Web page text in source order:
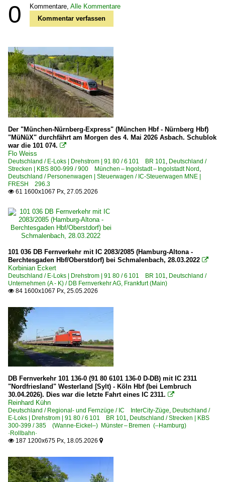
0 Kommentare, Alle Kommentare
Kommentar verfassen
Der "München-Nürnberg-Express" (München Hbf - Nürnberg Hbf)
"MüNüX" durchfährt am Morgen des 4. Mai 2026 Asbach. Schublok
war die 101 074. 
Flo Weiss
Deutschland / E-Loks | Drehstrom | 91 80 / 6 101 BR 101, Deutschland /
Strecken | KBS 800-999 / 900 München – Ingolstadt – Ingolstadt Nord,
Deutschland / Personenwagen | Steuerwagen / IC-Steuerwagen MNE |
FRESH 296.3
 61 1600x1067 Px, 27.05.2026
101 036 DB Fernverkehr mit IC 2083/2085 (Hamburg-Altona -
Berchtesgaden Hbf/Oberstdorf) bei Schmalenbach, 28.03.2022 
Korbinian Eckert
Deutschland / E-Loks | Drehstrom | 91 80 / 6 101 BR 101, Deutschland /
Unternehmen (A - K) / DB Fernverkehr AG, Frankfurt (Main)
 84 1600x1067 Px, 25.05.2026
DB Fernverkehr 101 136-0 (91 80 6101 136-0 D-DB) mit IC 2311
"Nordfriesland" Westerland [Sylt) - Köln Hbf (bei Lembruch
30.04.2026). Dies war die letzte Fahrt eines IC 2311. 
Reinhard Kühn
Deutschland / Regional- und Fernzüge / IC InterCity-Züge, Deutschland /
E-Loks | Drehstrom | 91 80 / 6 101 BR 101, Deutschland / Strecken | KBS
300-399 / 385 (Wanne-Eickel–) Münster – Bremen (–Hamburg)
·Rollbahn·
 187 1200x675 Px, 18.05.2026 